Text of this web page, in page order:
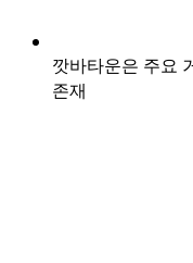
깟바타운은 주요
존재